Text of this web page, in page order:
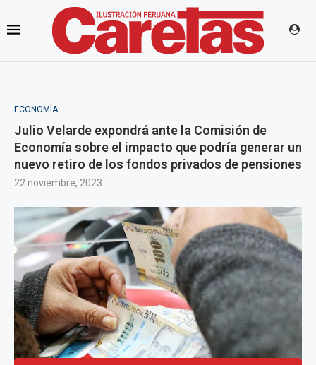
ECONOMÍA
Julio Velarde expondrá ante la Comisión de
Economía sobre el impacto que podría generar un
nuevo retiro de los fondos privados de pensiones
22 noviembre, 2023